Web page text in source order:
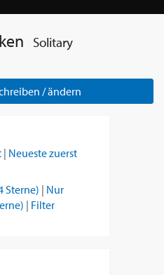
Solitary
/ ändern
| Neueste zuerst
Sterne) | Nur
| Filter